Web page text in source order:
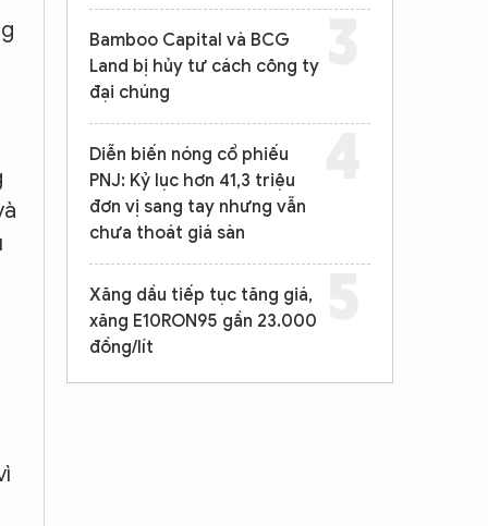
Bamboo Capital và BCG
Land bị hủy tư cách công ty
đại chúng
Diễn biến nóng cổ phiếu
PNJ: Kỷ lục hơn 41,3 triệu
đơn vị sang tay nhưng vẫn
chưa thoát giá sàn
Xăng dầu tiếp tục tăng giá,
xăng E10RON95 gần 23.000
đồng/lít